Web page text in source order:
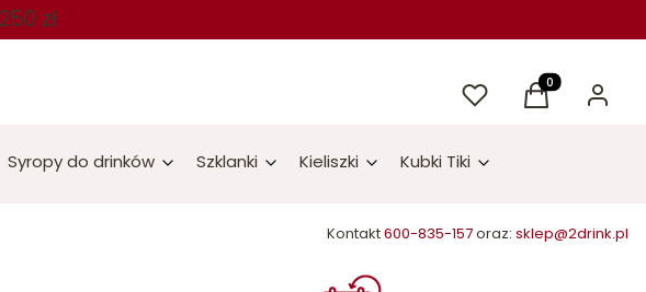
zł
UlubioneProdukty w
Koszyk Zaloguj
Syropy do drinków Szklanki Kieliszki Kubki Tiki
Kontakt600-835-157oraz: sklep@2drink.pl